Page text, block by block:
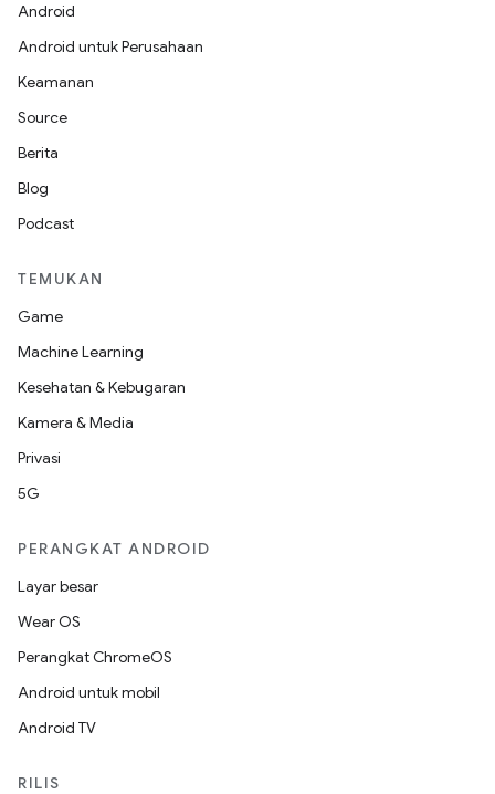
Android
Android untuk Perusahaan
Keamanan
Source
Berita
Blog
Podcast
TEMUKAN
Game
Machine Learning
Kesehatan & Kebugaran
Kamera & Media
Privasi
5G
PERANGKAT ANDROID
Layar besar
Wear OS
Perangkat ChromeOS
Android untuk mobil
Android TV
RILIS